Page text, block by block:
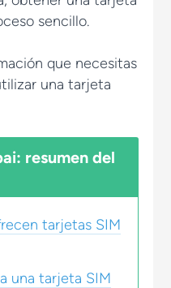
sencillo.
que necesitas
una tarjeta
resumen del
tarjetas SIM
una tarjeta SIM